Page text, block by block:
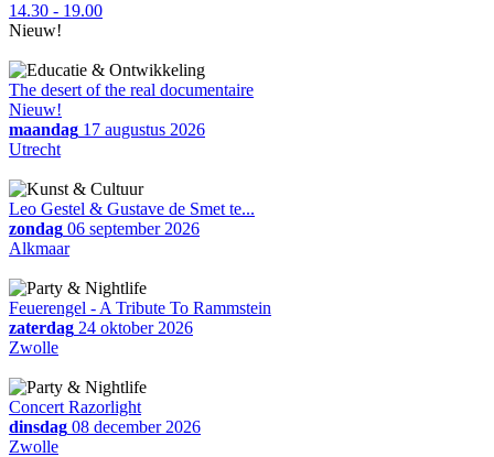
14.30 - 19.00
Nieuw!
The desert of the real documentaire
Nieuw!
maandag 17 augustus 2026
Utrecht
Leo Gestel & Gustave de Smet te...
zondag 06 september 2026
Alkmaar
Feuerengel - A Tribute To Rammstein
zaterdag 24 oktober 2026
Zwolle
Concert Razorlight
dinsdag 08 december 2026
Zwolle